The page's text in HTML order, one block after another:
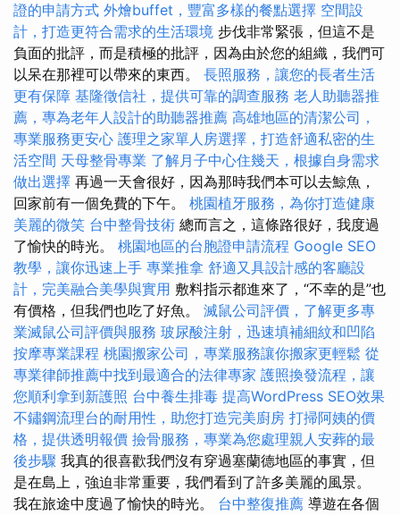
證的申請方式 外燴buffet，豐富多樣的餐點選擇 空間設
計，打造更符合需求的生活環境 步伐非常緊張，但這不是
負面的批評，而是積極的批評，因為由於您的組織，我們可
以呆在那裡可以帶來的東西。 長照服務，讓您的長者生活
更有保障 基隆徵信社，提供可靠的調查服務 老人助聽器推
薦，專為老年人設計的助聽器推薦 高雄地區的清潔公司，
專業服務更安心 護理之家單人房選擇，打造舒適私密的生
活空間 天母整骨專業 了解月子中心住幾天，根據自身需求
做出選擇 再過一天會很好，因為那時我們本可以去鯨魚，
回家前有一個免費的下午。 桃園植牙服務，為你打造健康
美麗的微笑 台中整骨技術 總而言之，這條路很好，我度過
了愉快的時光。 桃園地區的台胞證申請流程 Google SEO
教學，讓你迅速上手 專業推拿 舒適又具設計感的客廳設
計，完美融合美學與實用 敷料指示都進來了，“不幸的是”也
有價格，但我們也吃了好魚。 滅鼠公司評價，了解更多專
業滅鼠公司評價與服務 玻尿酸注射，迅速填補細紋和凹陷
按摩專業課程 桃園搬家公司，專業服務讓你搬家更輕鬆 從
專業律師推薦中找到最適合的法律專家 護照換發流程，讓
您順利拿到新護照 台中養生排毒 提高WordPress SEO效果
不鏽鋼流理台的耐用性，助您打造完美廚房 打掃阿姨的價
格，提供透明報價 撿骨服務，專業為您處理親人安葬的最
後步驟 我真的很喜歡我們沒有穿過塞蘭德地區的事實，但
是在島上，強迫非常重要，我們看到了許多美麗的風景。
我在旅途中度過了愉快的時光。 台中整復推薦 導遊在各個